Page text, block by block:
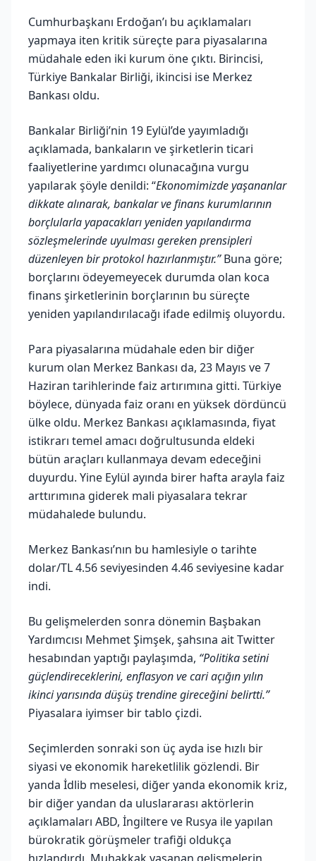
Cumhurbaşkanı Erdoğan’ı bu açıklamaları
yapmaya iten kritik süreçte para piyasalarına
müdahale eden iki kurum öne çıktı. Birincisi,
Türkiye Bankalar Birliği, ikincisi ise Merkez
Bankası oldu.
Bankalar Birliği’nin 19 Eylül’de yayımladığı
açıklamada, bankaların ve şirketlerin ticari
faaliyetlerine yardımcı olunacağına vurgu
yapılarak şöyle denildi: “Ekonomimizde yaşananlar
dikkate alınarak, bankalar ve finans kurumlarının
borçlularla yapacakları yeniden yapılandırma
sözleşmelerinde uyulması gereken prensipleri
düzenleyen bir protokol hazırlanmıştır.”Buna göre;
borçlarını ödeyemeyecek durumda olan koca
finans şirketlerinin borçlarının bu süreçte
yeniden yapılandırılacağı ifade edilmiş oluyordu.
Para piyasalarına müdahale eden bir diğer
kurum olan Merkez Bankası da, 23 Mayıs ve 7
Haziran tarihlerinde faiz artırımına gitti. Türkiye
böylece, dünyada faiz oranı en yüksek dördüncü
ülke oldu. Merkez Bankası açıklamasında, fiyat
istikrarı temel amacı doğrultusunda eldeki
bütün araçları kullanmaya devam edeceğini
duyurdu. Yine Eylül ayında birer hafta arayla faiz
arttırımına giderek mali piyasalara tekrar
müdahalede bulundu.
Merkez Bankası’nın bu hamlesiyle o tarihte
dolar/TL 4.56 seviyesinden 4.46 seviyesine kadar
indi.
Bu gelişmelerden sonra dönemin Başbakan
Yardımcısı Mehmet Şimşek, şahsına ait Twitter
hesabından yaptığı paylaşımda, “Politika setini
güçlendireceklerini, enflasyon ve cari açığın yılın
ikinci yarısında düşüş trendine gireceğini belirtti.”
Piyasalara iyimser bir tablo çizdi.
Seçimlerden sonraki son üç ayda ise hızlı bir
siyasi ve ekonomik hareketlilik gözlendi. Bir
yanda İdlib meselesi, diğer yanda ekonomik kriz,
bir diğer yandan da uluslararası aktörlerin
açıklamaları ABD, İngiltere ve Rusya ile yapılan
bürokratik görüşmeler trafiği oldukça